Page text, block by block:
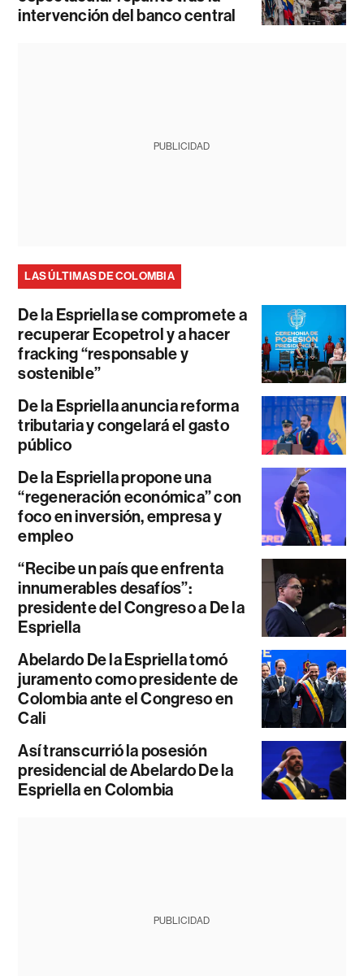
intervención del banco central
PUBLICIDAD
LAS ÚLTIMAS DE COLOMBIA
De la Espriella se compromete a
recuperar Ecopetrol y a hacer
fracking “responsable y
sostenible”
De la Espriella anuncia reforma
tributaria y congelará el gasto
público
De la Espriella propone una
“regeneración económica” con
foco en inversión, empresa y
empleo
“Recibe un país que enfrenta
innumerables desafíos”:
presidente del Congreso a De la
Espriella
Abelardo De la Espriella tomó
juramento como presidente de
Colombia ante el Congreso en
Cali
Así transcurrió la posesión
presidencial de Abelardo De la
Espriella en Colombia
PUBLICIDAD